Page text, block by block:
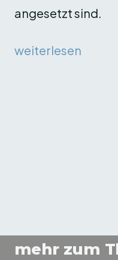
angesetzt sind.
weiterlesen
mehr zum